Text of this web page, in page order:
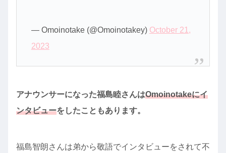
— Omoinotake (@Omoinotakey) October 21,
2023
アナウンサーになった福島睦さんはOmoinotakeにイ
ンタビューをしたこともあります。
福島智朗さんは弟から敬語でインタビューをされて不